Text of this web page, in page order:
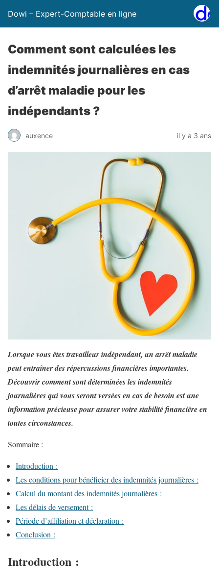
Dowi – Expert-Comptable en ligne
Comment sont calculées les
indemnités journalières en cas
d’arrêt maladie pour les
indépendants ?
auxence il y a 3 ans
Lorsque vous êtes travailleur indépendant, un arrêt maladie
peut entraîner des répercussions financières importantes.
Découvrir comment sont déterminées les indemnités
journalières qui vous seront versées en cas de besoin est une
information précieuse pour assurer votre stabilité financière en
toutes circonstances.
Sommaire :
Introduction :
Les conditions pour bénéficier des indemnités journalières :
Calcul du montant des indemnités journalières :
Les délais de versement :
Période d’affiliation et déclaration :
Conclusion :
Introduction :